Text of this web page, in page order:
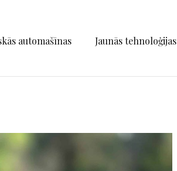
automašīnas Jaunās tehnoloģijas